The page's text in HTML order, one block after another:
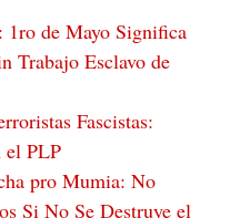
1ro de Mayo Significa
Trabajo Esclavo de
Fascistas:
el PLP
pro Mumia: No
Si No Se Destruye el